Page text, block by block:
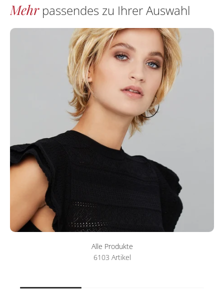
Mehrpassendes zu Ihrer Auswahl
Alle Produkte
6103 Artikel